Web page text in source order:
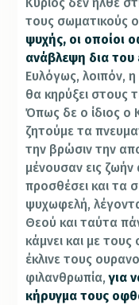
τους σωματικούς
ψυχής, οι οποίοι
ανάβλεψη δια του
Ευλόγως, λοιπόν, η
θα κηρύξει στους
Όπως δε ο ίδιος ο
ζητούμε τα
την βρώσιν την
μένουσαν εις ζωήν
προσθέσει και τα
ψυχωφελή,
Θεού και ταύτα
κάμνει και με
έκλινε τους
φιλανθρωπία,για
κήρυγμα τους